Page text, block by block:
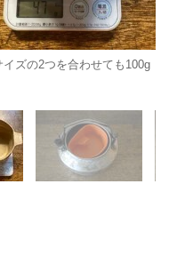
ズの2つを合わせても100g